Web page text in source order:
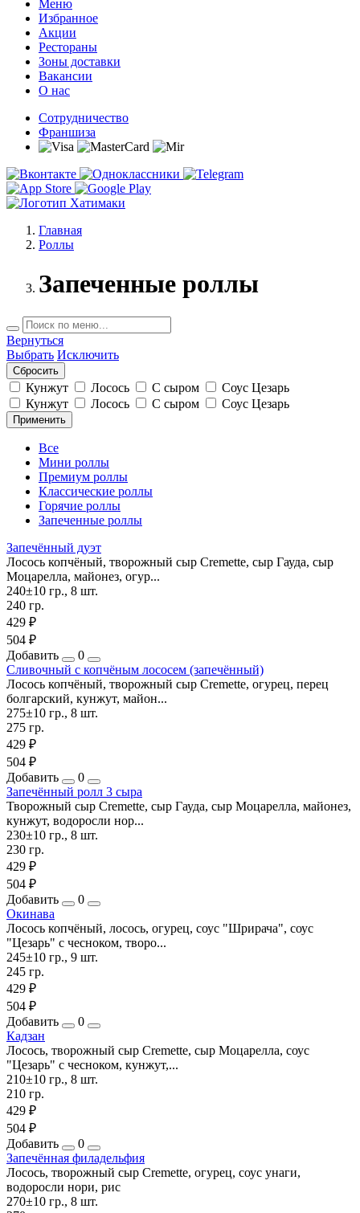
Меню
Избранное
Акции
Рестораны
Зоны доставки
Вакансии
О нас
Сотрудничество
Франшиза
Главная
Роллы
Запеченные роллы
Вернуться
Выбрать Исключить
Кунжут Лосось С сыром
Соус Цезарь
Кунжут
Лосось С сыром Соус Цезарь
Применить
Все
Мини роллы
Премиум роллы
Классические роллы
Горячие роллы
Запеченные роллы
Запечённый дуэт
Лосось копчёный, творожный сыр Cremette, сыр Гауда, сыр
Моцарелла, майонез, огур...
240±10 гр., 8 шт.
240 гр.
429 ₽
504 ₽
Добавить
0
Сливочный с копчёным лососем (запечённый)
Лосось копчёный, творожный сыр Cremette, огурец, перец
болгарский, кунжут, майон...
275±10 гр., 8 шт.
275 гр.
429 ₽
504 ₽
Добавить
0
Запечённый ролл 3 сыра
Творожный сыр Cremette, сыр Гауда, сыр Моцарелла, майонез,
кунжут, водоросли нор...
230±10 гр., 8 шт.
230 гр.
429 ₽
504 ₽
Добавить
0
Окинава
Лосось копчёный, лосось, огурец, соус "Шрирача", соус
"Цезарь" с чесноком, творо...
245±10 гр., 9 шт.
245 гр.
429 ₽
504 ₽
Добавить
0
Кадзан
Лосось, творожный сыр Cremette, сыр Моцарелла, соус
"Цезарь" с чесноком, кунжут,...
210±10 гр., 8 шт.
210 гр.
429 ₽
504 ₽
Добавить
0
Запечённая филадельфия
Лосось, творожный сыр Cremette, огурец, соус унаги,
водоросли нори, рис
270±10 гр., 8 шт.